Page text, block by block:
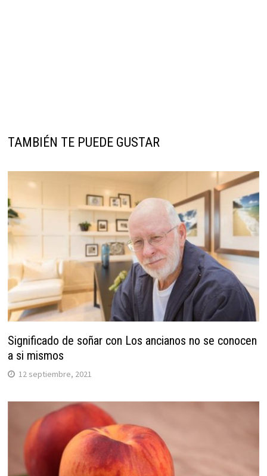
TAMBIÉN TE PUEDE GUSTAR
Significado de soñar con Los ancianos no se conocen
a si mismos
12 septiembre, 2021